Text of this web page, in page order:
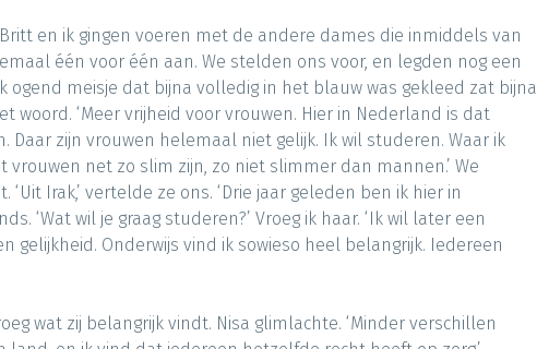
en ik gingen voeren met de andere dames die inmiddels van
één voor één aan. We stelden ons voor, en legden nog een
ogend meisje dat bijna volledig in het blauw was gekleed zat bijna
woord. ‘Meer vrijheid voor vrouwen. Hier in Nederland is dat
zijn vrouwen helemaal niet gelijk. Ik wil studeren. Waar ik
net zo slim zijn, zo niet slimmer dan mannen.’ We
Irak,’ vertelde ze ons. ‘Drie jaar geleden ben ik hier in
‘Wat wil je graag studeren?’ Vroeg ik haar. ‘Ik wil later een
gelijkheid. Onderwijs vind ik sowieso heel belangrijk. Iedereen
wat zij belangrijk vindt. Nisa glimlachte. ‘Minder verschillen